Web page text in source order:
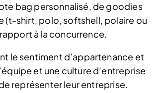
bag personnalisé, de goodies
(t-shirt, polo, softshell, polaire ou
à la concurrence.
le sentiment d’appartenance et
et une culture d’entreprise
représenter leur entreprise.